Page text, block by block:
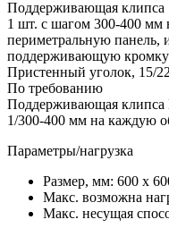
Поддерживающая клипса
1 шт. с шагом 300-400 мм
периметральную
поддерживающую кромку
Пристенный уголок, 15/
По требованию
Поддерживающая клипса
1/300-400 мм на каждую
Параметры/нагрузка
Размер, мм: 600 х
Макс. возможна
Макс. несущая